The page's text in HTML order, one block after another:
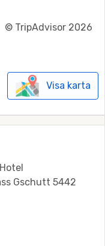
© TripAdvisor 2026
Visa karta
Gschutt 5442